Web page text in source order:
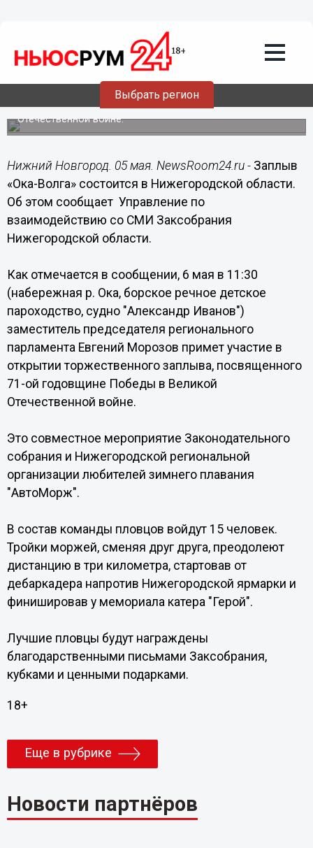
Выбрать регион
05.05.201616:09
Заплыв «Ока-Волга» состоится 6 мая в
Нижегородской области
Мероприятие посвящено Дню Победы в Великой
Отечественной войне.
Нижний Новгород. 05 мая. NewsRoom24.ru - Заплыв
«Ока-Волга» состоится в Нижегородской области.
Об этом сообщает Управление по
взаимодействию со СМИ Заксобрания
Нижегородской области.
Как отмечается в сообщении, 6 мая в 11:30
(набережная р. Ока, борское речное детское
пароходство, судно "Александр Иванов")
заместитель председателя регионального
парламента Евгений Морозов примет участие в
открытии торжественного заплыва, посвященного
71-ой годовщине Победы в Великой
Отечественной войне.
Это совместное мероприятие Законодательного
собрания и Нижегородской региональной
организации любителей зимнего плавания
"АвтоМорж".
В состав команды пловцов войдут 15 человек.
Тройки моржей, сменяя друг друга, преодолеют
дистанцию в три километра, стартовав от
дебаркадера напротив Нижегородской ярмарки и
финишировав у мемориала катера "Герой".
Лучшие пловцы будут награждены
благодарственными письмами Заксобрания,
кубками и ценными подарками.
18+
Еще в рубрике
Новости партнёров